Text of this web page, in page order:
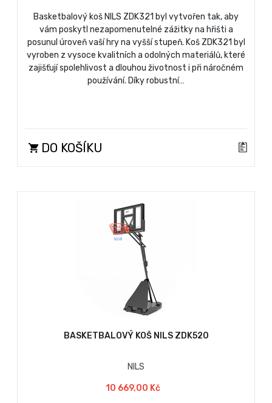
Basketbalový koš NILS ZDK321 byl vytvořen tak, aby
vám poskytl nezapomenutelné zážitky na hřišti a
posunul úroveň vaší hry na vyšší stupeň. Koš ZDK321 byl
vyroben z vysoce kvalitních a odolných materiálů, které
zajišťují spolehlivost a dlouhou životnost i při náročném
používání. Díky robustní…
DO KOŠÍKU
BASKETBALOVÝ KOŠ NILS ZDK520
NILS
10 669,00 Kč